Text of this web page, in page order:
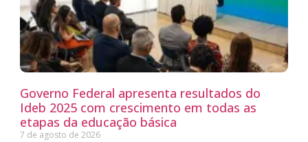
Governo Federal apresenta resultados do
Ideb 2025 com crescimento em todas as
etapas da educação básica
7 de agosto de 2026